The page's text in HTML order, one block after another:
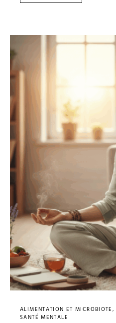
ALIMENTATION ET MICROBIOTE
SANTÉ MENTALE